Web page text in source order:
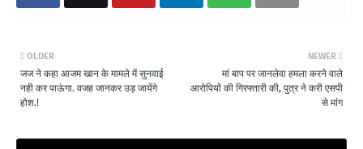
NEWER
मां बाप पर जानलेवा हमला करने वाले
आरोपियों की गिरफ्तारी की, पुत्र ने करी एसपी
से मांग
OLDER
जज ने कहा आजम खान के मामले में सुनवाई
नही कर पाऊंगा. वजह जानकर उड़ जायेंगे
होश.!